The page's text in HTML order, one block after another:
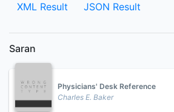
XML Result JSON Result
Saran
Physicians' Desk Reference
Charles E. Baker